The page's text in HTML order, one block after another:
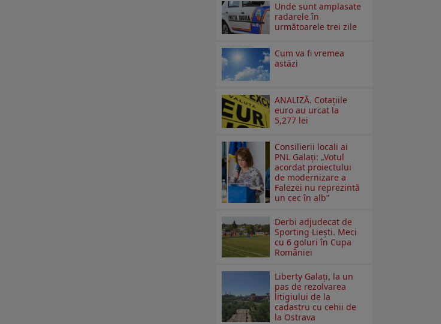
Unde sunt amplasate
radarele în
următoarele trei zile
Cum va fi vremea
astăzi
ANALIZĂ. Cotațiile
euro au urcat la
5,277 lei
Consilierii locali ai
PNL Galaţi: „Votul
acordat proiectului
de modernizare a
Falezei nu reprezintă
un cec în alb”
Derbi adjudecat de
Sporting Liești. Meci
cu 6 goluri în Cupa
României
Liberty Galați, la un
pas de rezolvarea
litigiului de la
cadastru cu cehii de
la Ostrava